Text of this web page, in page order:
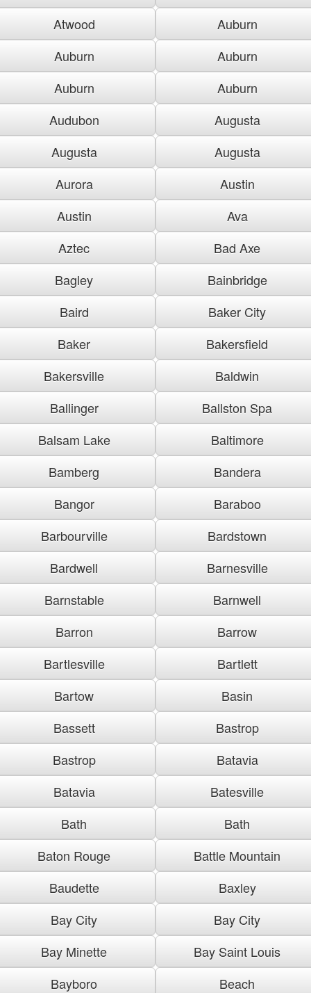
Atwood
Auburn
Auburn
Auburn
Auburn
Auburn
Audubon
Augusta
Augusta
Augusta
Aurora
Austin
Austin
Ava
Aztec
Bad Axe
Bagley
Bainbridge
Baird
Baker City
Baker
Bakersfield
Bakersville
Baldwin
Ballinger
Ballston Spa
Balsam Lake
Baltimore
Bamberg
Bandera
Bangor
Baraboo
Barbourville
Bardstown
Bardwell
Barnesville
Barnstable
Barnwell
Barron
Barrow
Bartlesville
Bartlett
Bartow
Basin
Bassett
Bastrop
Bastrop
Batavia
Batavia
Batesville
Bath
Bath
Baton Rouge
Battle Mountain
Baudette
Baxley
Bay City
Bay City
Bay Minette
Bay Saint Louis
Bayboro
Beach